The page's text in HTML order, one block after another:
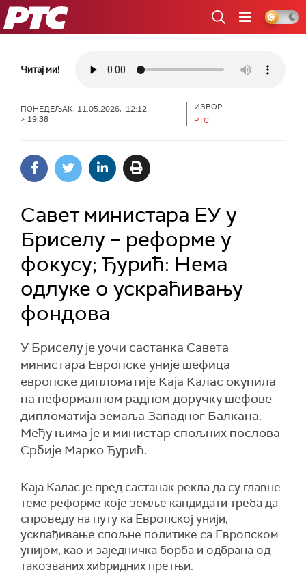
РТС
Читај ми!
ПОНЕДЕЉАК, 11.05.2026, 12:12 -
> 19:38
ИЗВОР:
РТС
Савет министара ЕУ у
Бриселу – реформе у
фокусу; Ђурић: Нема
одлуке о ускраћивању
фондова
У Бриселу је уочи састанка Савета
министара Европске уније шефица
европске дипломатије Каја Калас окупила
на неформалном радном доручку шефове
дипломатија земаља Западног Балкана.
Међу њима је и министар спољних послова
Србије Марко Ђурић.
Каја Калас је пред састанак рекла да су главне
теме реформе које земље кандидати треба да
спроведу на путу ка Европској унији,
усклађивање спољне политике са Европском
унијом, као и заједничка борба и одбрана од
такозваних хибридних претњи.